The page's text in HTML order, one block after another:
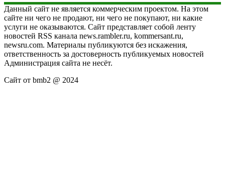
Данный сайт не является коммерческим проектом. На этом
сайте ни чего не продают, ни чего не покупают, ни какие
услуги не оказываются. Сайт представляет собой ленту
новостей RSS канала news.rambler.ru, kommersant.ru,
newsru.com. Материалы публикуются без искажения,
ответственность за достоверность публикуемых новостей
Администрация сайта не несёт.
Сайт от bmb2 @ 2024